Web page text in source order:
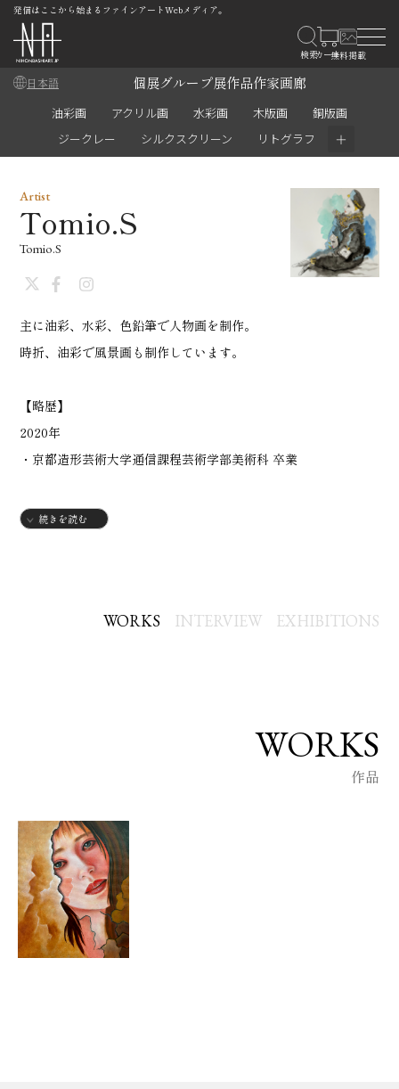
発信はここから始まるファインアートWebメディア。
日本語 個展グループ展作品作家画廊
油彩画 アクリル画 水彩画 木版画
銅版画
ジークレー
シルクスクリーン リトグラフ ＋
主に油彩、水彩、色鉛筆で人物画を制作。
時折、油彩で風景画も制作しています。
【略歴】
2020年
・京都造形芸術大学通信課程芸術学部美術科 卒業
【個展】
・11月 ギャラリー甲風画苑「塩谷富雄洋画展」
・神戸
続きを読む
Artist
Tomio.S
Tomio.S
WORKS INTERVIEW EXHIBITIONS
WORKS
作品